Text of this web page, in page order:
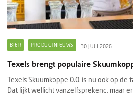
BIER PRODUCTNIEUWS 30 JULI 2026
Texels brengt populaire
Texels Skuumkoppe 0.0. is nu ook op de
Dat lijkt wellicht vanzelfsprekend, maar